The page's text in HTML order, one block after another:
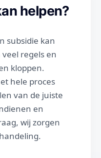
helpen?
subsidie kan
regels en
kloppen.
hele proces
van de juiste
en
wij zorgen